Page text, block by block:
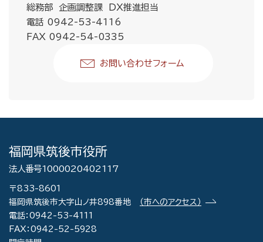
総務部 企画調整課 DX推進担当
電話 0942-53-4116
FAX 0942-54-0335
お問い合わせフォーム
福岡県筑後市役所
法人番号1000020402117
〒833-8601
福岡県筑後市大字山ノ井898番地
（市へのアクセス）
電話：0942-53-4111
FAX：0942-52-5928